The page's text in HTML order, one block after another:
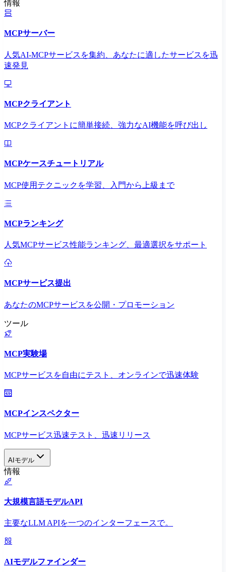
情報
MCPサーバー
人気AI-MCPサービスを集約、あなたに適したサービスを迅
速発見
MCPクライアント
MCPクライアントに簡単接続、強力なAI機能を呼び出し
MCPケースチュートリアル
MCP使用テクニックを学習、入門から上級まで
MCPランキング
人気MCPサービス性能ランキング、最適選択をサポート
MCPサービス提出
あなたのMCPサービスを公開・プロモーション
ツール
MCP実験場
MCPサービスを自由にテスト、オンラインで迅速体験
MCPインスペクター
MCPサービス迅速テスト、迅速リリース
AIモデル
情報
大規模言語モデルAPI
主要なLLM APIを一つのインターフェースで。
AIモデルファインダー